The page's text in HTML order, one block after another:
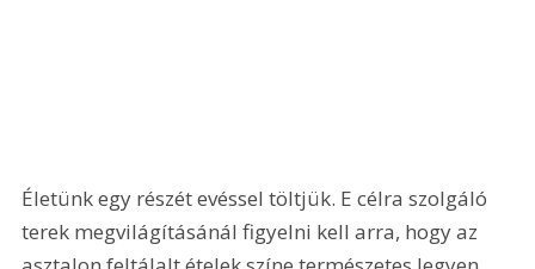
Életünk egy részét evéssel töltjük. E célra szolgáló
terek megvilágításánál figyelni kell arra, hogy az